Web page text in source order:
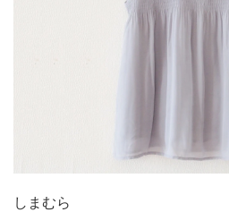
しまむら